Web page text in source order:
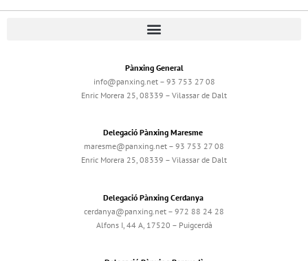
Pànxing General
info@panxing.net – 93 753 27 08
Enric Morera 25, 08339 – Vilassar de Dalt
Delegació Pànxing Maresme
maresme@panxing.net – 93 753 27 08
Enric Morera 25, 08339 – Vilassar de Dalt
Delegació Pànxing Cerdanya
cerdanya@panxing.net – 972 88 24 28
Alfons I, 44 A, 17520 – Puigcerdà